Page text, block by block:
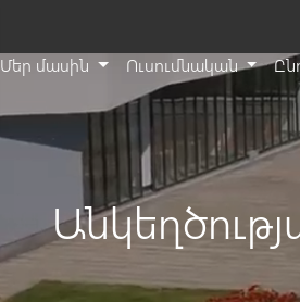
Մեր մասին Ուսումնական